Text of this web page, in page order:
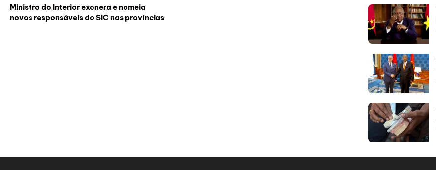
Ministro do Interior exonera e nomeia
novos responsáveis do SIC nas províncias